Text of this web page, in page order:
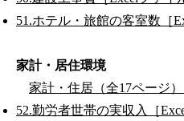
51.ホテル・旅館の客室数［
家計・居住環境
家計・住居（全17ページ
52.勤労者世帯の実収入［